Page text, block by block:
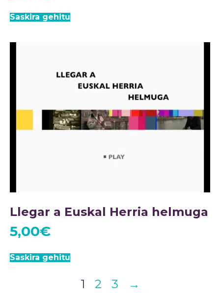
Saskira gehitu
Llegar a Euskal Herria helmuga
5,00€
Saskira gehitu
1 2 3 →